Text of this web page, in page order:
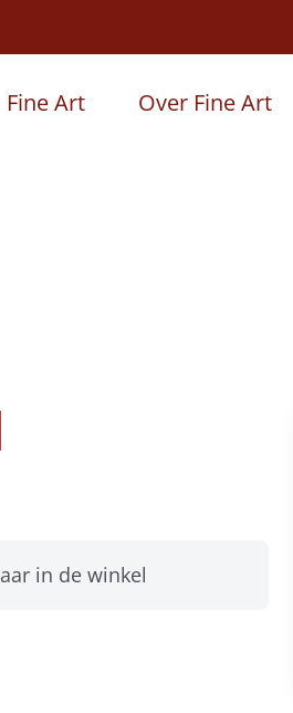
Fine Art Over Fine Art
in de winkel